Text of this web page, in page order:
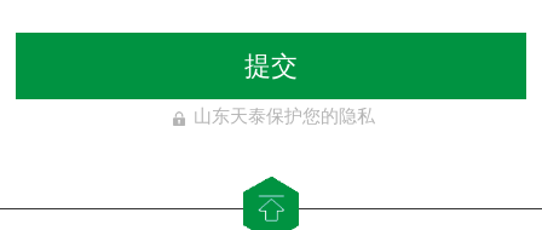
提交
山东天泰保护您的隐私